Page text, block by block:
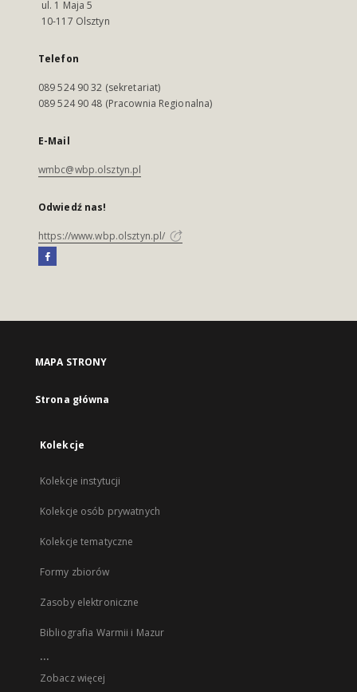
ul. 1 Maja 5
10-117 Olsztyn
Telefon
089 524 90 32 (sekretariat)
089 524 90 48 (Pracownia Regionalna)
E-Mail
wmbc@wbp.olsztyn.pl
Odwiedź nas!
https://www.wbp.olsztyn.pl/
MAPA STRONY
Strona główna
Kolekcje
Kolekcje instytucji
Kolekcje osób prywatnych
Kolekcje tematyczne
Formy zbiorów
Zasoby elektroniczne
Bibliografia Warmii i Mazur
...
Zobacz więcej